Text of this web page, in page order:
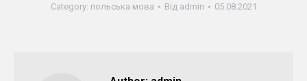
Category: польська мова Від admin 05.08.2021